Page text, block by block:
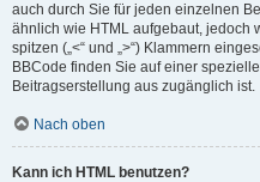
auch durch Sie für jeden einzelnen
ähnlich wie HTML aufgebaut, jedoch
spitzen („<“ und „>“) Klammern
BBCode finden Sie auf einer
Beitragserstellung aus zugänglich ist.
Nach oben
Kann ich HTML benutzen?